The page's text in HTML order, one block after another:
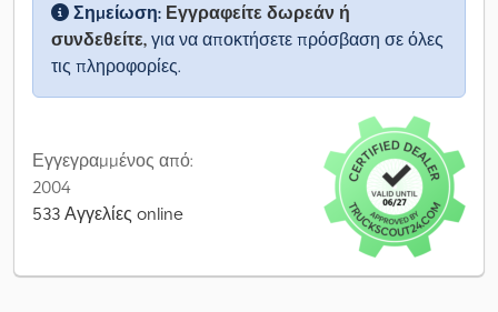
Σημείωση: Εγγραφείτε δωρεάν ή
συνδεθείτε, για να αποκτήσετε πρόσβαση σε όλες
τις πληροφορίες.
Εγγεγραμμένος από:
2004
533 Αγγελίες online